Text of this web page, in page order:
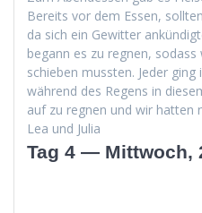
Bere­its vor dem Essen,
da sich ein Gewit­ter
begann es zu reg­nen,
schieben mussten. Jed­er
während des Regens in
auf zu reg­nen und wir hat­ten
Lea und Julia
Tag 4 — Mittwoch,